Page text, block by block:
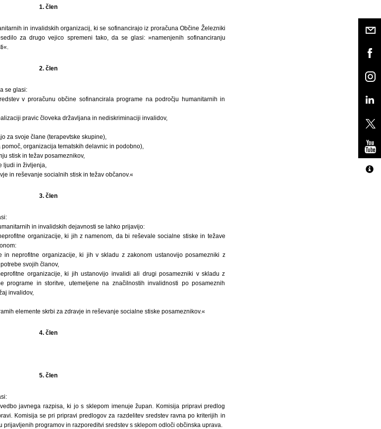
1. člen
in invalidskih organizacij, ki se sofinancirajo iz proračuna Občine Železniki
za drugo vejico spremeni tako, da se glasi: »namenjenih sofinanciranju
2. člen
se glasi:
v proračunu občine sofinancirala programe na področju humanitarnih in
pravic človeka državljana in nediskriminaciji invalidov,
za svoje člane (terapevtske skupine),
organizacija tematskih delavnic in podobno),
stisk in težav posameznikov,
ljudi in življenja,
in reševanje socialnih stisk in težav občanov.«
3. člen
in invalidskih dejavnosti se lahko prijavijo:
organizacije, ki jih z namenom, da bi reševale socialne stiske in težave
in neprofitne organizacije, ki jih v skladu z zakonom ustanovijo posamezniki z
svojih članov,
organizacije, ki jih ustanovijo invalidi ali drugi posamezniki v skladu z
programe in storitve, utemeljene na značilnostih invalidnosti po posameznih
invalidov,
elemente skrbi za zdravje in reševanje socialne stiske posameznikov.«
4. člen
5. člen
javnega razpisa, ki jo s sklepom imenuje župan. Komisija pripravi predlog
Komisija se pri pripravi predlogov za razdelitev sredstev ravna po kriterijih in
programov in razporeditvi sredstev s sklepom odloči občinska uprava.